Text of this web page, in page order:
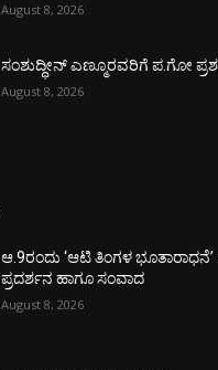
August 8, 2026
ಸಂಶುದ್ಧೀನ್ ಎಣ್ಮೂರವರಿಗೆ ಪ.ಗೋ
August 8, 2026
ಆ.9ರಂದು ‘ಆಟಿ ತಿಂಗಳ ಭೂತಾರಾಧನೆ’ :
ಪ್ರದರ್ಶನ ಹಾಗೂ ಸಂವಾದ
August 8, 2026